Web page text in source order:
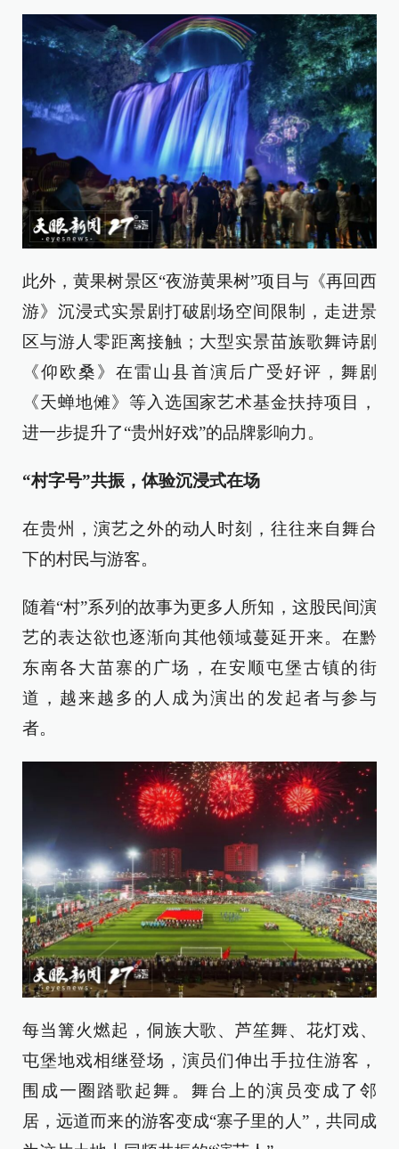
此外，黄果树景区“夜游黄果树”项目与《再回西
游》沉浸式实景剧打破剧场空间限制，走进景
区与游人零距离接触；大型实景苗族歌舞诗剧
《仰欧桑》在雷山县首演后广受好评，舞剧
《天蝉地傩》等入选国家艺术基金扶持项目，
进一步提升了“贵州好戏”的品牌影响力。
“村字号”共振，体验沉浸式在场
在贵州，演艺之外的动人时刻，往往来自舞台
下的村民与游客。
随着“村”系列的故事为更多人所知，这股民间演
艺的表达欲也逐渐向其他领域蔓延开来。在黔
东南各大苗寨的广场，在安顺屯堡古镇的街
道，越来越多的人成为演出的发起者与参与
者。
每当篝火燃起，侗族大歌、芦笙舞、花灯戏、
屯堡地戏相继登场，演员们伸出手拉住游客，
围成一圈踏歌起舞。舞台上的演员变成了邻
居，远道而来的游客变成“寨子里的人”，共同成